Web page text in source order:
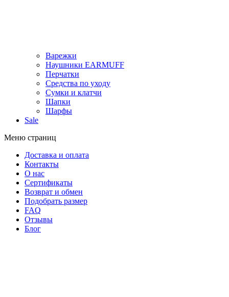
Варежки
Наушники EARMUFF
Перчатки
Средства по уходу
Сумки и клатчи
Шапки
Шарфы
Sale
Меню страниц
Доставка и оплата
Контакты
О нас
Сертификаты
Возврат и обмен
Подобрать размер
FAQ
Отзывы
Блог